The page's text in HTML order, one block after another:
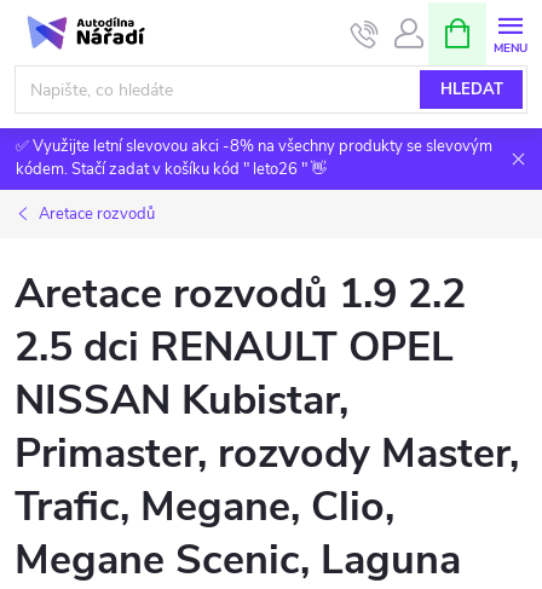
Přejít
obsah
HLEDAT
NÁKUPNÍ
KOŠÍK
✅ Využijte letní slevovou akci -8% na všechny produkty se slevovým
kódem. Stačí zadat v košíku kód " leto26 " 👋
Aretace rozvodů
Aretace rozvodů 1.9 2.2
2.5 dci RENAULT OPEL
NISSAN Kubistar,
Primaster, rozvody Master,
Trafic, Megane, Clio,
Megane Scenic, Laguna